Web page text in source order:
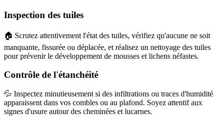
Inspection des tuiles
🏠 Scrutez attentivement l'état des tuiles, vérifiez qu'aucune ne soit
manquante, fissurée ou déplacée, et réalisez un nettoyage des tuiles
pour prévenir le développement de mousses et lichens néfastes.
Contrôle de l'étanchéité
💦 Inspectez minutieusement si des infiltrations ou traces d'humidité
apparaissent dans vos combles ou au plafond. Soyez attentif aux
signes d'usure autour des cheminées et lucarnes.